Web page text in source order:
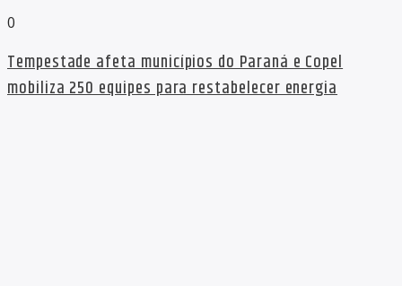
0
Tempestade afeta municípios do Paraná e Copel
mobiliza 250 equipes para restabelecer energia